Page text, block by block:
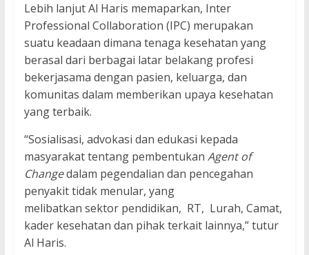
Lebih lanjut Al Haris memaparkan, Inter
Professional Collaboration (IPC) merupakan
suatu keadaan dimana tenaga kesehatan yang
berasal dari berbagai latar belakang profesi
bekerjasama dengan pasien, keluarga, dan
komunitas dalam memberikan upaya kesehatan
yang terbaik.
“Sosialisasi, advokasi dan edukasi kepada
masyarakat tentang pembentukan Agent of
Changedalam pegendalian dan pencegahan
penyakit tidak menular, yang
melibatkan sektor pendidikan, RT, Lurah, Camat,
kader kesehatan dan pihak terkait lainnya,” tutur
Al Haris.